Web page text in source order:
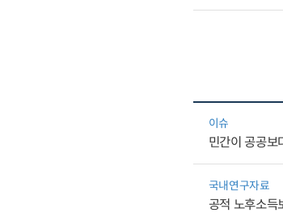
이슈
민간이 공공보
국내연구자료
공적 노후소득